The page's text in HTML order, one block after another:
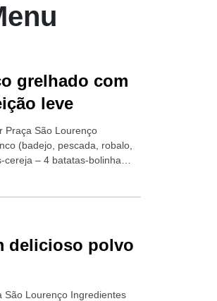
grelhado com
leve
Praça São Lourenço
(badejo, pescada, robalo,
– 4 batatas-bolinha
delicioso polvo
São Lourenço Ingredientes